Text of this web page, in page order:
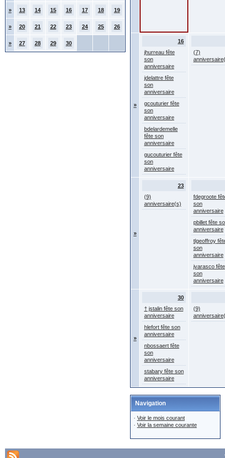
» 13 14 15 16 17 18 19
» 20 21 22 23 24 25 26
» 27 28 29 30
»
16
jhurreau fête
son
anniversaire
jdelattre fête
son
anniversaire
gcouturier fête
son
anniversaire
bdelardemelle
fête son
anniversaire
gucouturier fête
son
anniversaire
(7)
»
23
(9)
anniversaire(s)
fdegroote
son
anniversaire
pbillet fête
anniversaire
tlgeoffroy
son
anniversaire
jvarasco fête
son
anniversaire
»
30
† jstalin fête son
anniversaire
hlefort fête son
anniversaire
nbossaert fête
son
anniversaire
stabary fête son
anniversaire
(9)
Navigation
· Voir le mois courant
· Voir la semaine courante